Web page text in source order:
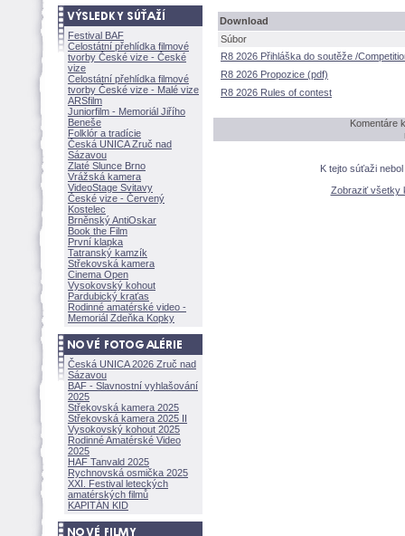
Festival BAF
Celostátní přehlídka filmové
tvorby České vize - České
vize
Celostátní přehlídka filmové
tvorby České vize - Malé vize
ARSfilm
Juniorfilm - Memoriál Jiřího
Beneše
Folklór a tradície
Česká UNICA Zruč nad
Sázavou
Zlaté Slunce Brno
Vrážská kamera
VideoStage Svitavy
České vize - Červený
Kostelec
Brněnský AntiOskar
Book the Film
První klapka
Tatranský kamzík
Střekovská kamera
Cinema Open
Vysokovský kohout
Pardubický kraťas
Rodinné amatérské video -
Memoriál Zdeňka Kopky
Česká UNICA 2026 Zruč nad
Sázavou
BAF - Slavnostní vyhlašování
2025
Střekovská kamera 2025
Střekovská kamera 2025 II
Vysokovský kohout 2025
Rodinné Amatérské Video
2025
HAF Tanvald 2025
Rychnovská osmička 2025
XXI. Festival leteckých
amatérských filmů
KAPITÁN KID
Download
Súbor
R8 2026 Přihláška do soutěže /
R8 2026 Propozice (pdf)
R8 2026 Rules of contest
Komentáre
K tejto súťaži
Zobraziť všetky